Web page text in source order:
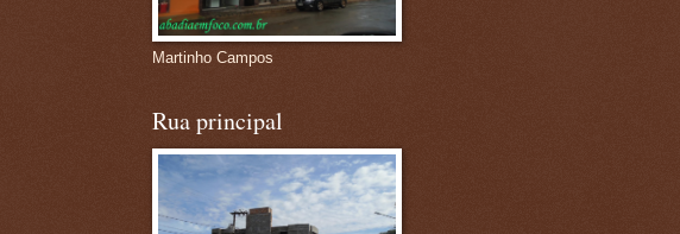
Martinho Campos
Rua principal